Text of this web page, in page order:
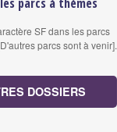
SF dans les parcs
parcs sont à venir].
DOSSIERS